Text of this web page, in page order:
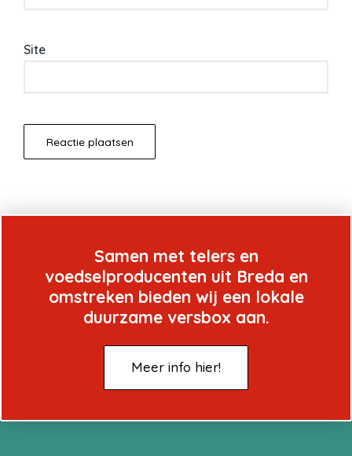
Site
Samen met telers en
voedselproducenten uit Breda en
omstreken bieden wij een lokale
duurzame versbox aan.
Meer info hier!